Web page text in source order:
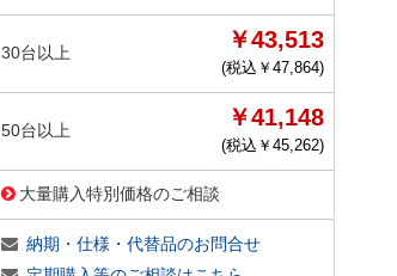
30台以上 ￥43,513
(税込￥ 47,864)
50台以上 ￥41,148
(税込￥ 45,262)
大量購入特別価格のご相談
納期・仕様・代替品のお問合せ